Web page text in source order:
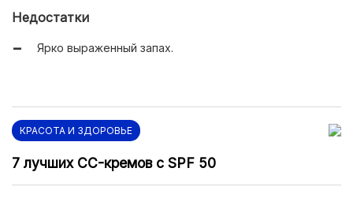
Недостатки
Ярко выраженный запах.
КРАСОТА И ЗДОРОВЬЕ
7 лучших CC-кремов с SPF 50